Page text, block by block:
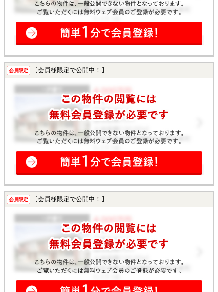
会員限定 【会員様限定で公開中！】
会員限定 【会員様限定で公開中！】